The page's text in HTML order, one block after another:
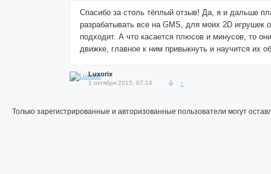
Спасибо за столь тёплый отзыв! Да, я и дальше
разрабатывать все на GMS, для моих 2D игрушек
подходит. А что касается плюсов и минусов, то
движке, главное к ним привыкнуть и научится их
Luxorix
1 октября 2015, 07:14 ↑
Только зарегистрированные и авторизованные пользователи могут